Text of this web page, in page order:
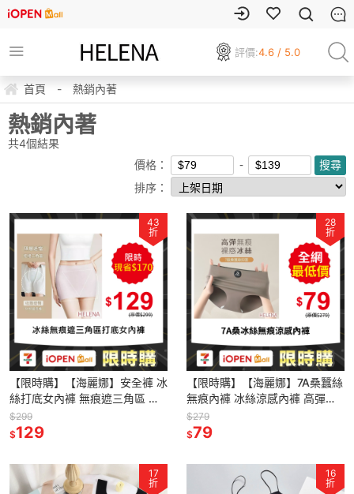
評價:4.6 / 5.0
首頁 - 熱銷內著
熱銷內著
共4個結果
價格：
排序：
43
折
【限時購】【海麗娜】安全褲 冰
絲打底女內褲 無痕遮三角區 防
尷尬線 防走光 雙層遮擋 四角褲
【E08】
$299
$129
28
折
【限時購】【海麗娜】7A桑蠶絲
無痕內褲 冰絲涼感內褲 高彈力
裸感內褲 學生三角褲 親膚舒適
不悶熱瑜珈中腰女【B169】
$279
$79
17
折
16
折